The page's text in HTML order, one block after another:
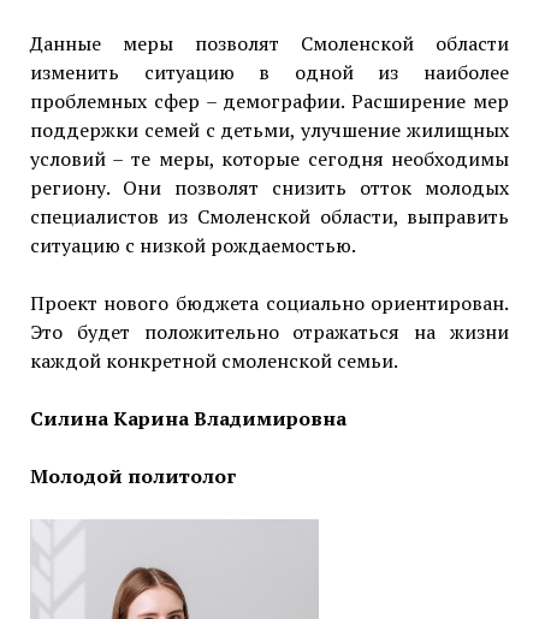
Данные меры позволят Смоленской области
изменить ситуацию в одной из наиболее
проблемных сфер – демографии. Расширение мер
поддержки семей с детьми, улучшение жилищных
условий – те меры, которые сегодня необходимы
региону. Они позволят снизить отток молодых
специалистов из Смоленской области, выправить
ситуацию с низкой рождаемостью.
Проект нового бюджета социально ориентирован.
Это будет положительно отражаться на жизни
каждой конкретной смоленской семьи.
Силина Карина Владимировна
Молодой политолог